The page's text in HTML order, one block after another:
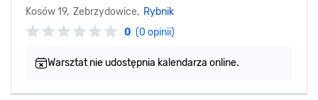
Kosów 19, Zebrzydowice, Rybnik
0 (0 opinii)
Warsztat nie udostępnia kalendarza online.